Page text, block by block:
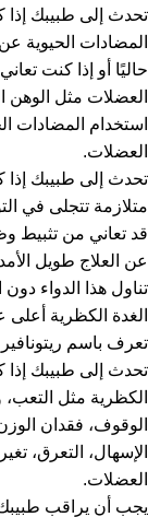
تحدث إلى طبيبك
المضادات الحيوية
حاليًا أو إذا كنت
العضلات مثل
استخدام المضادات
العضلات.
تحدث إلى طبيبك
متلازمة تتجلى في
قد تعاني من تثبيط
عن العلاج طويل
تناول هذا الدواء
الغدة الكظرية أعلى
تعرف باسم
تحدث إلى طبيبك
الكظرية مثل
الوقوف، فقدان
الإسهال، التعرق،
العضلات.
يجب أن يراقب